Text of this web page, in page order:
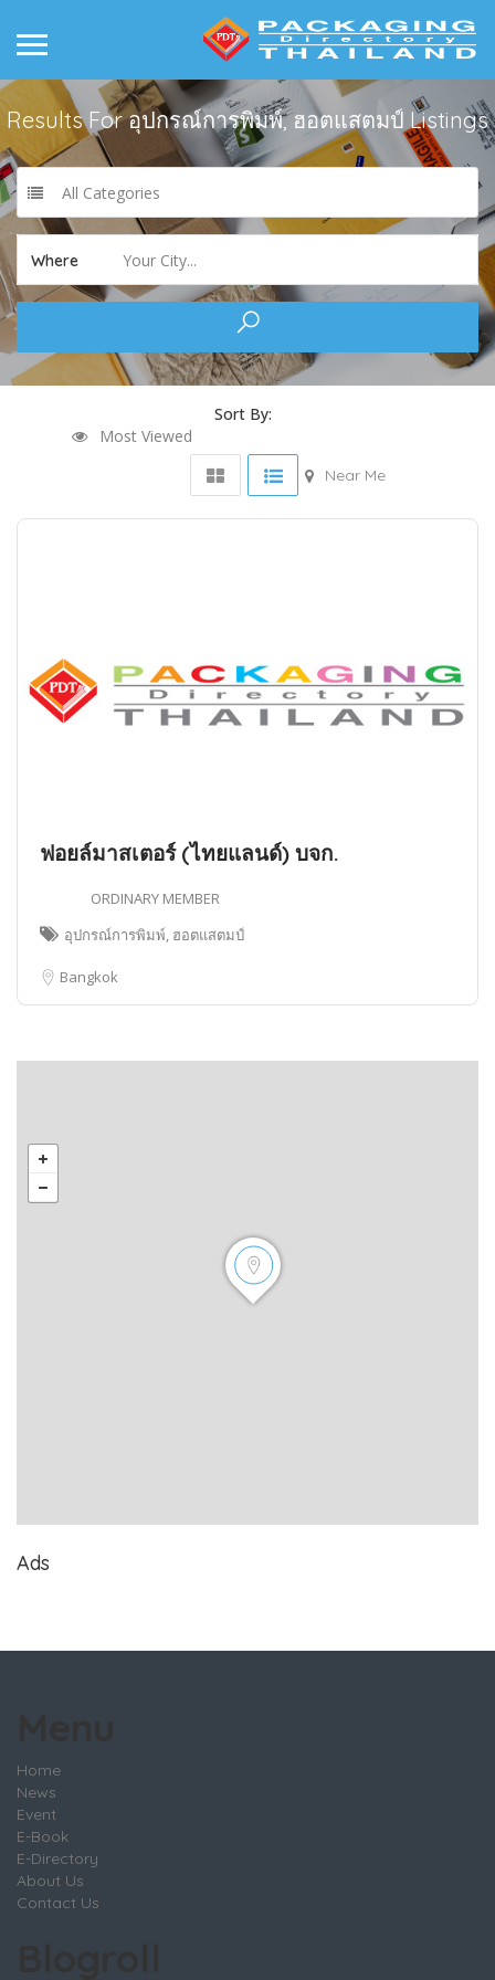
Results Forอุปกรณ์การพิมพ์, ฮอตแสตมป์ Listings
All Categories
Where Your City...
Sort By:
Most Viewed
Near Me
ฟอยล์มาสเตอร์ (ไทยแลนด์) บจก.
ORDINARY MEMBER
อุปกรณ์การพิมพ์, ฮอตแสตมป์
Bangkok
Ads
Home
News
Event
E-Book
E-Directory
About Us
Contact Us